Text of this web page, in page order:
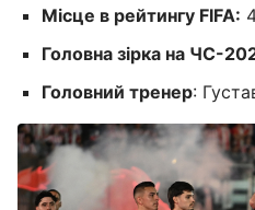
Місце в рейтингу FIFA:
Головна зірка на ЧС-
Головний тренер: